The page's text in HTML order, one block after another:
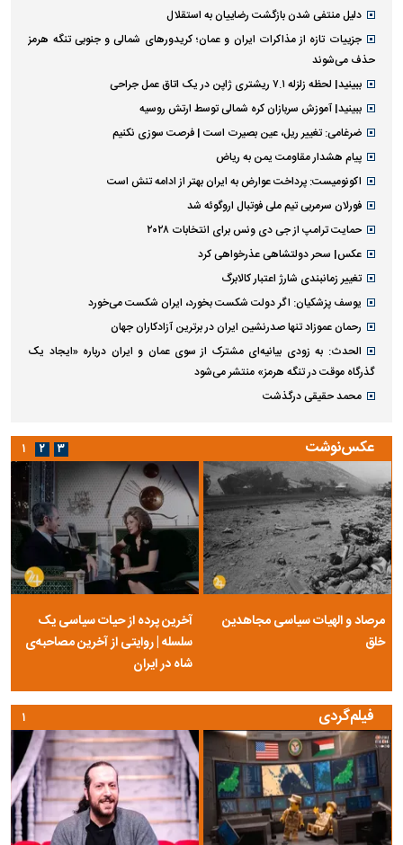
دلیل منتفی شدن بازگشت رضاییان به استقلال
جزییات تازه از مذاکرات ایران و عمان؛ کریدورهای شمالی و جنوبی تنگه هرمز
حذف می‌شوند
ببینید| لحظه زلزله ۷.۱ ریشتری ژاپن در یک اتاق عمل جراحی
ببینید| آموزش سربازان کره شمالی توسط ارتش روسیه
ضرغامی: تغییر ریل، عین بصیرت است | فرصت سوزی نکنیم
پیام هشدار مقاومت یمن به ریاض
اکونومیست: پرداخت عوارض به ایران بهتر از ادامه تنش است
فورلان سرمربی تیم ملی فوتبال اروگوئه شد
حمایت ترامپ از جی دی ونس برای انتخابات ۲۰۲۸
عکس| سحر دولتشاهی عذرخواهی کرد
تغییر زمانبندی‌ شارژ اعتبار کالابرگ
یوسف پزشکیان: اگر دولت شکست بخورد، ایران شکست می‌خورد
رحمان عموزاد تنها صدرنشین ایران در برترین آزادکاران جهان
الحدث: به زودی بیانیه‌ای مشترک از سوی عمان و ایران درباره «ایجاد یک
گذرگاه موقت در تنگه هرمز» منتشر می‌شود
محمد حقیقی درگذشت
عکس‌نوشت
مرصاد و الهیات سیاسی مجاهدین
خلق
آخرین پرده از حیات سیاسی یک
سلسله | روایتی از آخرین مصاحبه‌ی
شاه در ایران
۱ ۲ ۳
فیلم‌گردی ۱